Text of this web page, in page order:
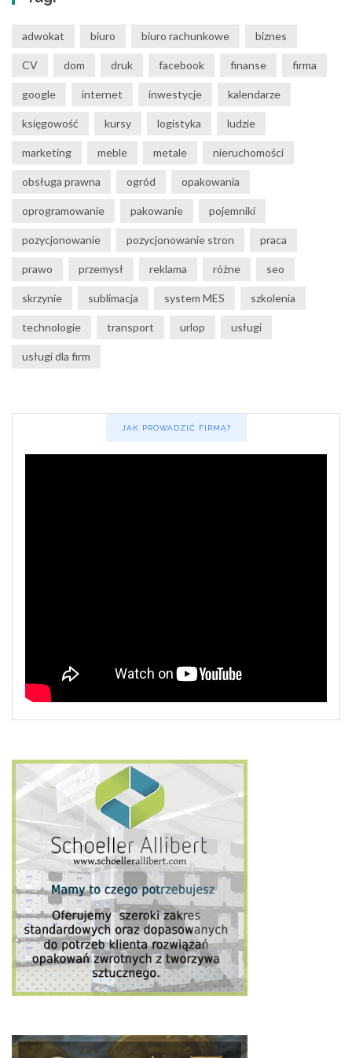
adwokat biuro biuro rachunkowe biznes
CV dom druk facebook finanse firma
google internet inwestycje kalendarze
księgowość kursy logistyka ludzie
marketing meble metale nieruchomości
obsługa prawna ogród opakowania
oprogramowanie pakowanie pojemniki
pozycjonowanie pozycjonowanie stron praca
prawo przemysł reklama różne seo
skrzynie sublimacja system MES szkolenia
technologie transport urlop usługi
usługi dla firm
JAK PROWADZIĆ FIRMĄ?